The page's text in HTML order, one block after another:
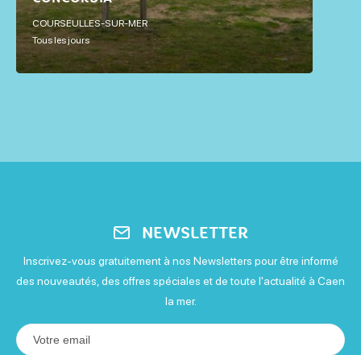
Ouvert de 10h à 17h
Dimanche
COURSEULLES-SUR-MER
Tous les jours
NEWSLETTER
Inscrivez-vous gratuitement à nos Newsletters pour être informé
des nouveautés, des offres spéciales et de toute l'actualité à Caen
la mer.